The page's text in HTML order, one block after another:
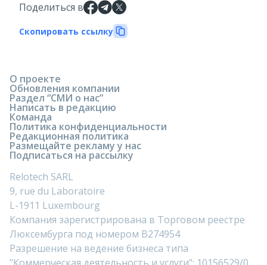
Поделиться в
Скопировать ссылку
О проекте
Обновления компании
Раздел “СМИ о нас”
Написать в редакцию
Команда
Политика конфиденциальности
Редакционная политика
Размещайте рекламу у нас
Подписаться на рассылку
Relotech SARL
9, rue du Laboratoire
L-1911 Luxembourg
Компания зарегистрирована в Торговом реестре
Люксембурга под номером B274954
Разрешение на ведение бизнеса типа